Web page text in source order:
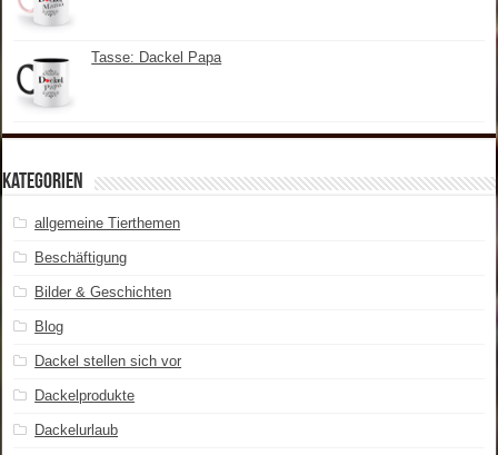
Tasse: Dackel Papa
Kategorien
allgemeine Tierthemen
Beschäftigung
Bilder & Geschichten
Blog
Dackel stellen sich vor
Dackelprodukte
Dackelurlaub